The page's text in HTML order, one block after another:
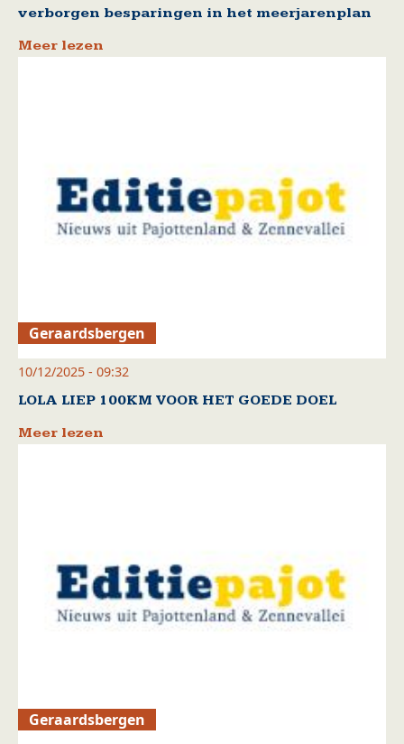
verborgen besparingen in het meerjarenplan
Meer lezen
Geraardsbergen
10/12/2025 - 09:32
LOLA LIEP 100KM VOOR HET GOEDE DOEL
Meer lezen
Geraardsbergen